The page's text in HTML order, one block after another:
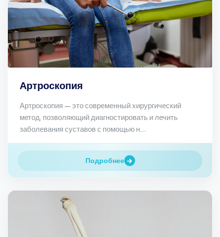
Артроскопия
Артроскопия — это современный хирургический
метод, позволяющий диагностировать и лечить
заболевания суставов с помощью н...
Подробнее